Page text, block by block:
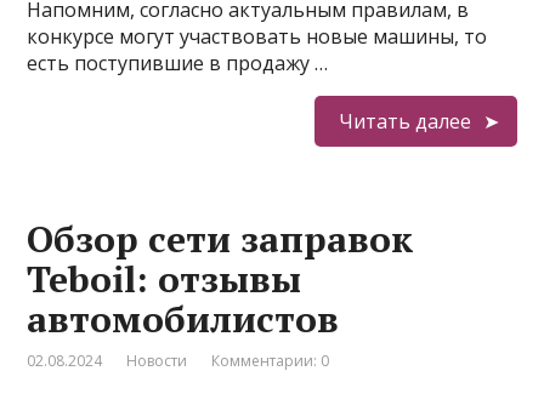
Напомним, согласно актуальным правилам, в
конкурсе могут участвовать новые машины, то
есть поступившие в продажу …
Читать далее
Обзор сети заправок
Teboil: отзывы
автомобилистов
02.08.2024 Новости Комментарии: 0